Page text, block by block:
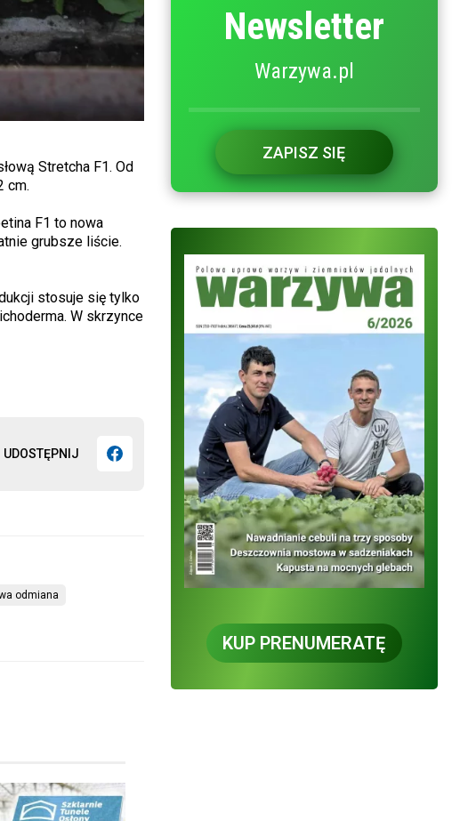
UDOSTĘPNIJ
Stretcha F1. Od
cm.
F1 to nowa
grubsze liście.
stosuje się tylko
W skrzynce
odmiana
Newsletter
Warzywa.pl
ZAPISZ SIĘ
KUP PRENUMERATĘ